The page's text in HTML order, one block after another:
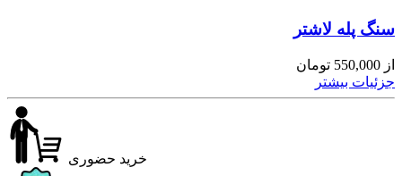
سنگ پله لاشتر
از 550,000 تومان
جزئیات بیشتر
خرید حضوری